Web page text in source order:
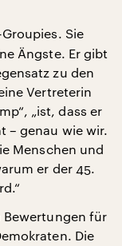
Sie
Ängste. Er gibt
zu den
Vertreterin
„ist, dass er
– genau wie wir.
Menschen und
er der 45.
Bewertungen für
Die